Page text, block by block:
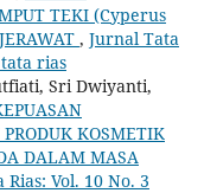
TEKI (Cyperus
, Jurnal Tata
rias
Sri Dwiyanti,
KOSMETIK
DALAM MASA
Vol. 10 No. 3